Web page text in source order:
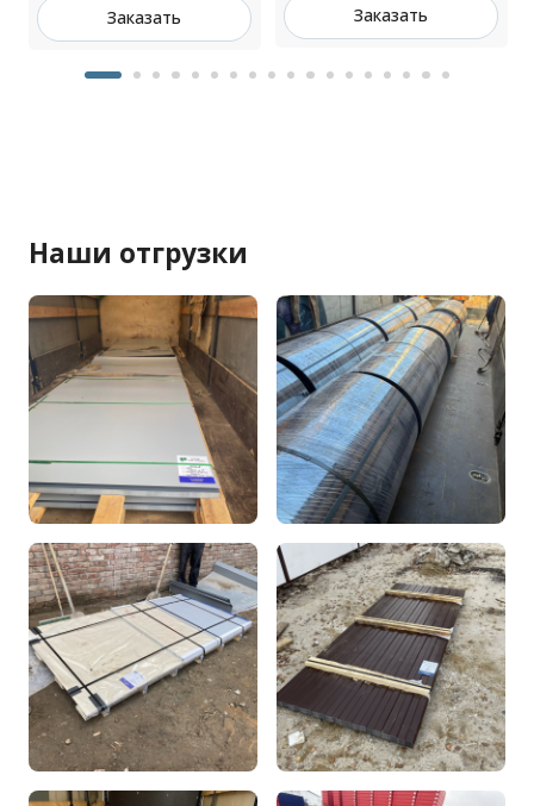
Заказать Заказать
Наши отгрузки